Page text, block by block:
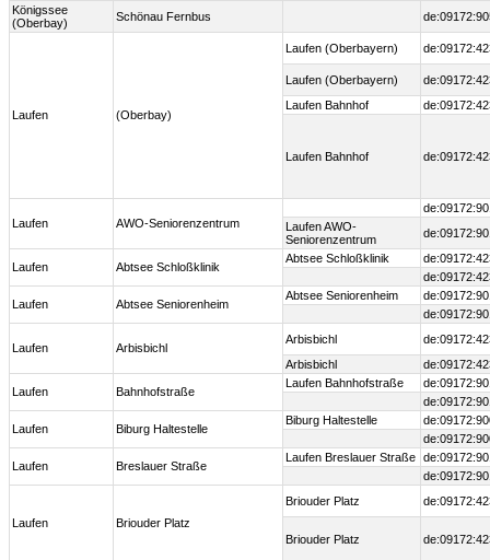
Königssee
(Oberbay)
Schönau Fernbus
Laufen (Oberbay)
Laufen (Oberbayern)
Laufen (Oberbayern)
Laufen Bahnhof
Laufen Bahnhof
Laufen AWO-Seniorenzentrum
Laufen AWO-
Seniorenzentrum
Laufen Abtsee Schloßklinik
Abtsee Schloßklinik
Laufen Abtsee Seniorenheim
Abtsee Seniorenheim
Laufen Arbisbichl
Arbisbichl
Arbisbichl
Laufen Bahnhofstraße
Laufen Bahnhofstraße
Laufen Biburg Haltestelle
Biburg Haltestelle
Laufen Breslauer Straße
Laufen Breslauer Straße
Laufen Briouder Platz
Briouder Platz
Briouder Platz